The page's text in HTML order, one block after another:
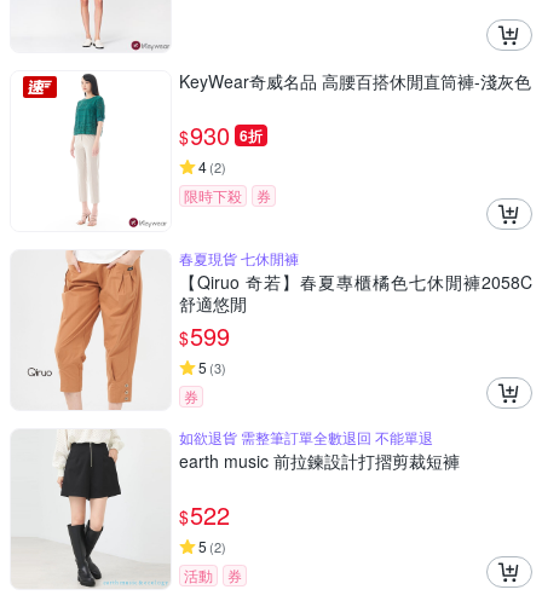
KeyWear奇威名品 高腰百搭休閒直筒褲-淺灰色
$930 6折
4(2)
限時下殺 券
春夏現貨 七休閒褲
【Qiruo 奇若】春夏專櫃橘色七休閒褲2058C
舒適悠閒
$599
5 (3)
券
如欲退貨 需整筆訂單全數退回 不能單退
earth music 前拉鍊設計打摺剪裁短褲
$522
5 (2)
活動
券